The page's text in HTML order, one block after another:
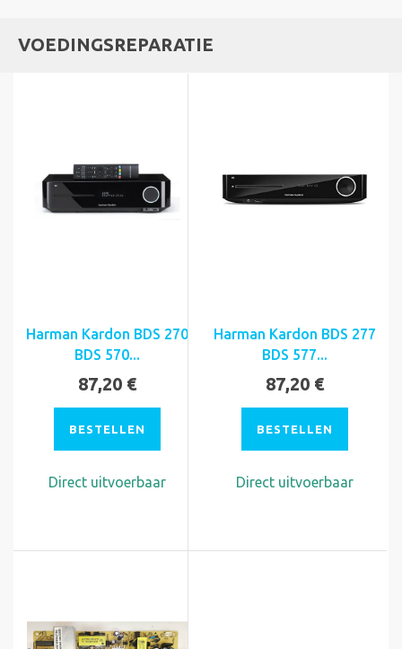
VOEDINGSREPARATIE
Harman Kardon BDS 270
BDS 570...
87,20 €
BESTELLEN
Direct uitvoerbaar
Harman Kardon BDS 277
BDS 577...
87,20 €
BESTELLEN
Direct uitvoerbaar